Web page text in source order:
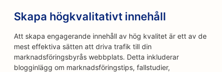
Skapa högkvalitativt innehåll
Att skapa engagerande innehåll av hög kvalitet är ett av de
mest effektiva sätten att driva trafik till din
marknadsföringsbyrås webbplats. Detta inkluderar
blogginlägg om marknadsföringstips, fallstudier,